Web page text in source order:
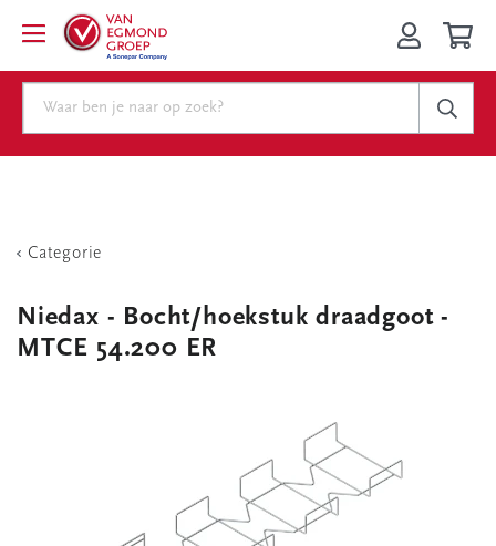
Categorie
Niedax - Bocht/hoekstuk draadgoot -
MTCE 54.200 ER